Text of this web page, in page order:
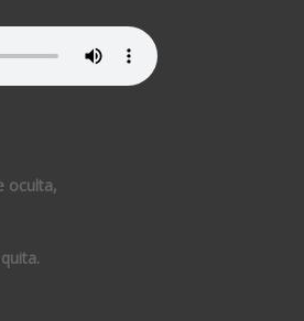
oculta,